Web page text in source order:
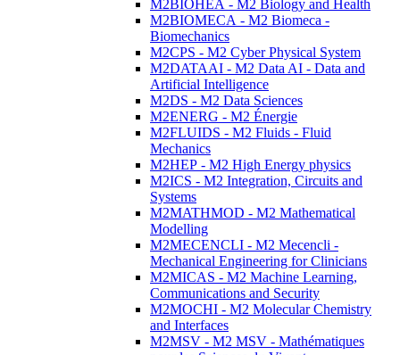
M2BIOHEA - M2 Biology and Health
M2BIOMECA - M2 Biomeca -
Biomechanics
M2CPS - M2 Cyber Physical System
M2DATAAI - M2 Data AI - Data and
Artificial Intelligence
M2DS - M2 Data Sciences
M2ENERG - M2 Énergie
M2FLUIDS - M2 Fluids - Fluid
Mechanics
M2HEP - M2 High Energy physics
M2ICS - M2 Integration, Circuits and
Systems
M2MATHMOD - M2 Mathematical
Modelling
M2MECENCLI - M2 Mecencli -
Mechanical Engineering for Clinicians
M2MICAS - M2 Machine Learning,
Communications and Security
M2MOCHI - M2 Molecular Chemistry
and Interfaces
M2MSV - M2 MSV - Mathématiques